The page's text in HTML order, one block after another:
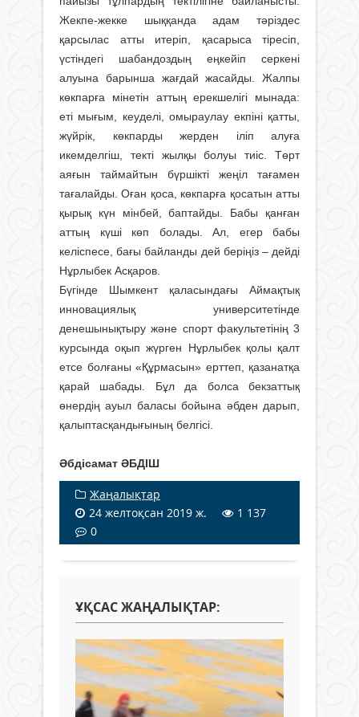
Жекпе-жекке шыққанда адам тәріздес
қарсылас атты итеріп, қасарыса тіре­сіп,
үстіндегі шабандоздың еңкейіп серкені
алуына барынша жағдай жасайды. Жалпы
көкпарға мінетін ат­тың ерекшелігі мынада:
еті мығым, кеуделі, омыраулау екпіні қатты,
жүйрік, көкпарды жерден іліп алуға
икемделгіш, текті жылқы болуы тиіс. Төрт
аяғын таймайтын бүршікті жеңіл тағамен
тағалайды. Оған қоса, көкпарға қосатын атты
қырық күн мінбей, баптайды. Бабы қанған
аттың күші көп болады. Ал, егер бабы
келіспесе, бағы байланды дей беріңіз – дейді
Нұрлыбек Асқаров.
Бүгінде Шымкент қаласындағы Аймақтық
инновациялық универ­сите­тінде
денешынықтыру және спорт факультетінің 3
курсында оқып жүрген Нұрлыбек қолы қалт
етсе болғаны «Құрмасын» ерттеп, қазанатқа
қарай шабады. Бұл да болса бекзаттық
өнердің ауыл баласы бойына әбден дарып,
қалыптасқандығының белгісі.
Әбдісамат ӘБДІШ
Жаңалықтар
24 желтоқсан 2019 ж.
1 137
0
ҰҚСАС ЖАҢАЛЫҚТАР: